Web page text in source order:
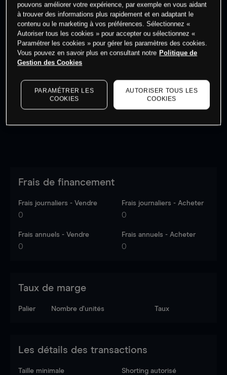
Commencez à trader
dernières données du marché.Log into see latest
market data
Frais de financement
Frais journaliers - Vendre
0
Frais journaliers - Acheter
0
Frais annuels - Vendre
0
Frais annuels - Acheter
0
Taux de marge
Palier Nombre d’unités Taux
Les détails des transactions
Taille minimale Shorting autorisé
pouvons améliorer votre expérience, par exemple en vous aidant
à trouver des informations plus rapidement et en adaptant le
contenu ou le marketing à vos préférences. Sélectionnez «
Autoriser tous les cookies » pour accepter ou sélectionnez «
Paramétrer les cookies » pour gérer les paramètres des cookies.
Vous pouvez en savoir plus en consultant notre Politique de
Gestion des Cookies
PARAMÉTRER LES
COOKIES
AUTORISER TOUS LES
COOKIES